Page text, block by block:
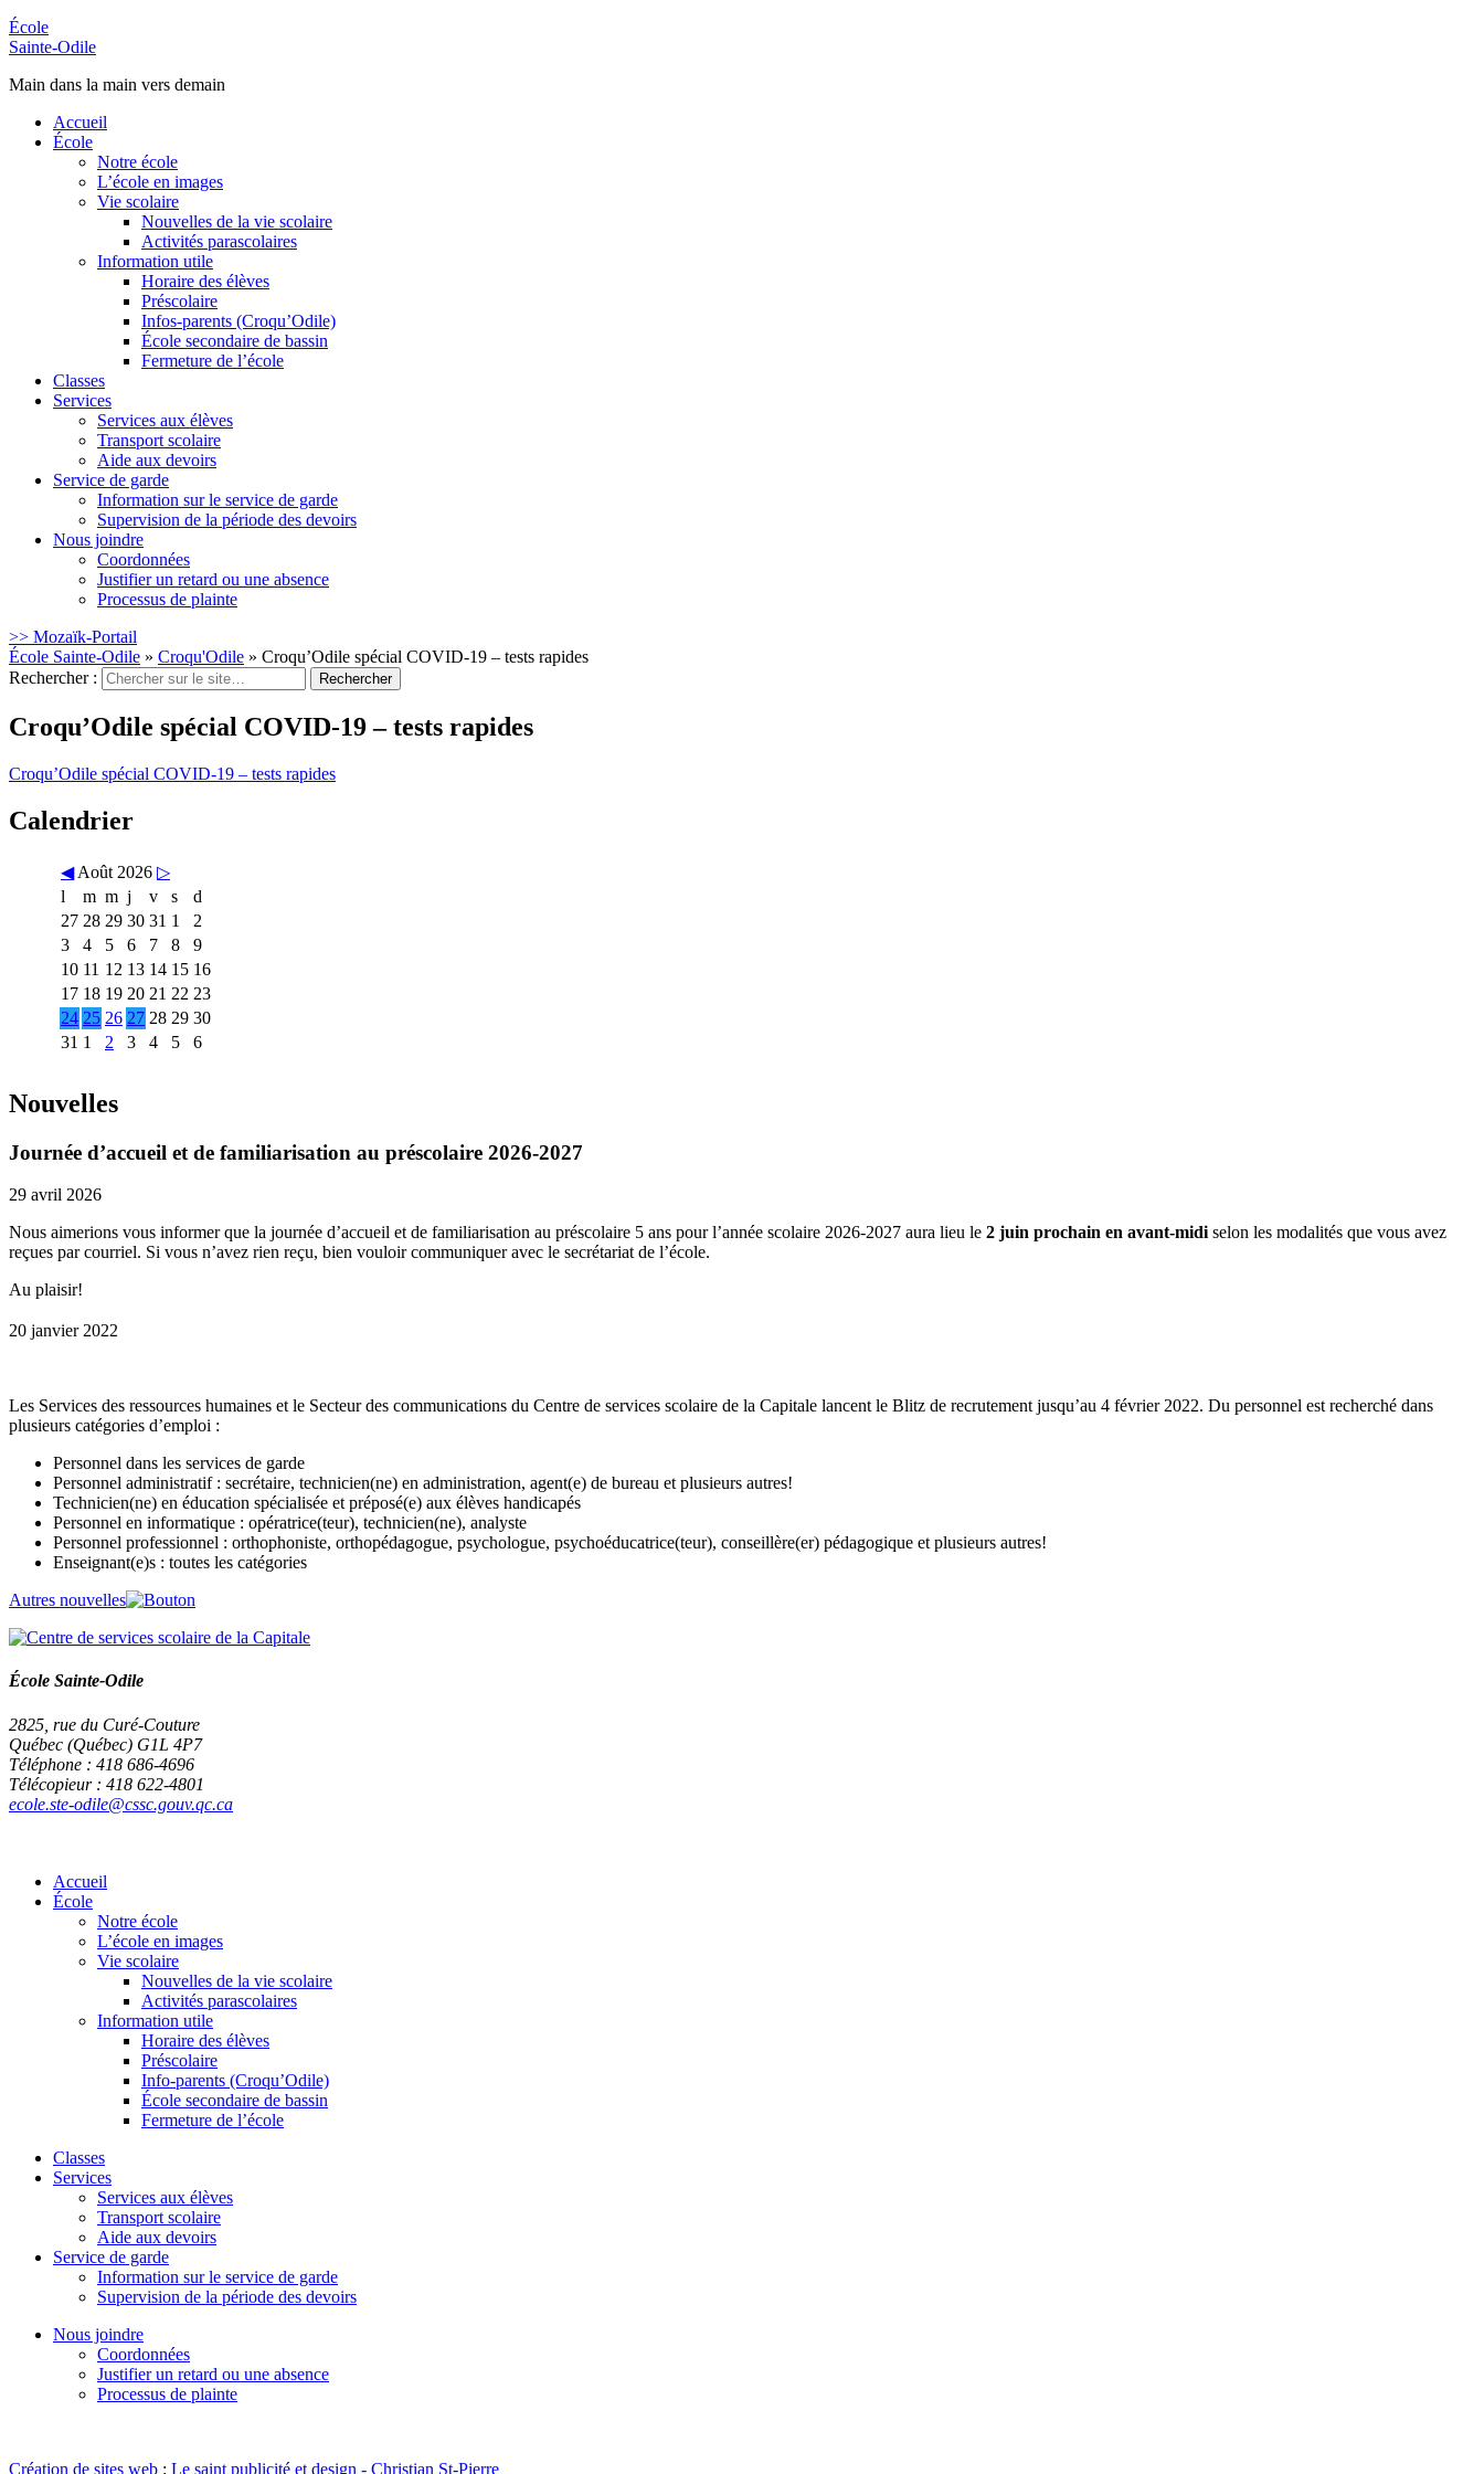
École
Sainte-Odile
Main dans la main vers demain
Accueil
École
Notre école
L’école en images
Vie scolaire
Nouvelles de la vie scolaire
Activités parascolaires
Information utile
Horaire des élèves
Préscolaire
Infos-parents (Croqu’Odile)
École secondaire de bassin
Fermeture de l’école
Classes
Services
Services aux élèves
Transport scolaire
Aide aux devoirs
Service de garde
Information sur le service de garde
Supervision de la période des devoirs
Nous joindre
Coordonnées
Justifier un retard ou une absence
Processus de plainte
>> Mozaïk-Portail
École Sainte-Odile » Croqu'Odile » Croqu’Odile spécial COVID-19 – tests rapides
Rechercher :
Croqu’Odile spécial COVID-19 – tests rapides
Croqu’Odile spécial COVID-19 – tests rapides
Calendrier
◀ Août 2026 ▷
l
m m j v s
d
27 28 29 30 31 1
2
3
4 5 6 7 8
9
10 11 12 13 14 15 16
17 18 19 20 21 22 23
24 25 26 27 28 29 30
31 1 2 3 4 5 6
Nouvelles
Journée d’accueil et de familiarisation au préscolaire 2026-2027
29 avril 2026
Nous aimerions vous informer que la journée d’accueil et de familiarisation au préscolaire 5 ans pour l’année scolaire 2026-2027 aura lieu le 2 juin prochain en avant-midi selon les modalités que vous avez
reçues par courriel. Si vous n’avez rien reçu, bien vouloir communiquer avec le secrétariat de l’école.
Au plaisir!
20 janvier 2022
Les Services des ressources humaines et le Secteur des communications du Centre de services scolaire de la Capitale lancent le Blitz de recrutement jusqu’au 4 février 2022. Du personnel est recherché dans
plusieurs catégories d’emploi :
Personnel dans les services de garde
Personnel administratif : secrétaire, technicien(ne) en administration, agent(e) de bureau et plusieurs autres!
Technicien(ne) en éducation spécialisée et préposé(e) aux élèves handicapés
Personnel en informatique : opératrice(teur), technicien(ne), analyste
Personnel professionnel : orthophoniste, orthopédagogue, psychologue, psychoéducatrice(teur), conseillère(er) pédagogique et plusieurs autres!
Enseignant(e)s : toutes les catégories
Autres nouvelles
École Sainte-Odile
2825, rue du Curé-Couture
Québec (Québec) G1L 4P7
Téléphone : 418 686-4696
Télécopieur : 418 622-4801
ecole.ste-odile@cssc.gouv.qc.ca
Accueil
École
Notre école
L’école en images
Vie scolaire
Nouvelles de la vie scolaire
Activités parascolaires
Information utile
Horaire des élèves
Préscolaire
Info-parents (Croqu’Odile)
École secondaire de bassin
Fermeture de l’école
Classes
Services
Services aux élèves
Transport scolaire
Aide aux devoirs
Service de garde
Information sur le service de garde
Supervision de la période des devoirs
Nous joindre
Coordonnées
Justifier un retard ou une absence
Processus de plainte
Création de sites web : Le saint publicité et design - Christian St-Pierre